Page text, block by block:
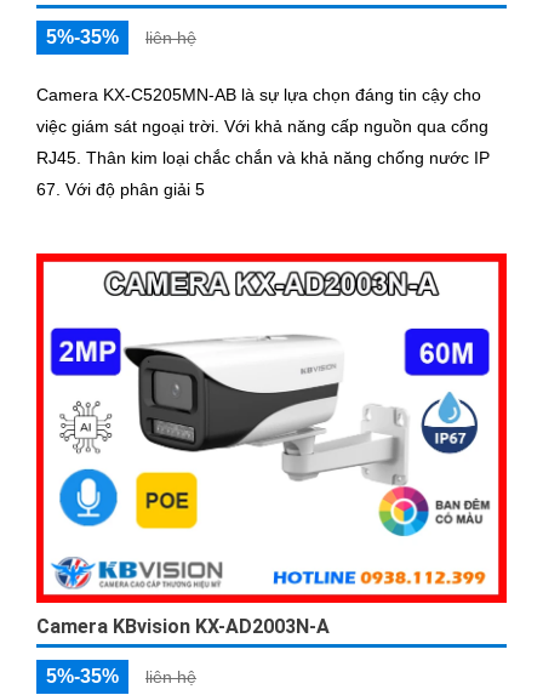
5%-35% liên hệ
Camera KX-C5205MN-AB là sự lựa chọn đáng tin cậy cho
việc giám sát ngoại trời. Với khả năng cấp nguồn qua cổng
RJ45. Thân kim loại chắc chắn và khả năng chống nước IP
67. Với độ phân giải 5
Camera KBvision KX-AD2003N-A
5%-35% liên hệ